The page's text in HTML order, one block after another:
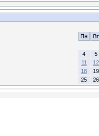
Пн Вт
4
5
11
12
18
19
25
26